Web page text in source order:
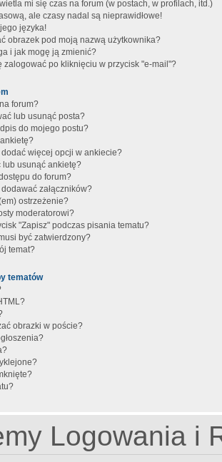
mi się czas na forum (w postach, w profilach, itd.)
ale czasy nadal są nieprawidłowe!
języka!
obrazek pod moją nazwą użytkownika?
i jak mogę ją zmienić?
zalogować po kliknięciu w przycisk "e-mail"?
forum?
lub usunąć posta?
do mojego postu?
więcej opcji w ankiecie?
lub usunąć ankietę?
do forum?
załączników?
ostrzeżenie?
moderatorowi?
"Zapisz" podczas pisania tematu?
być zatwierdzony?
temat?
tematów
obrazki w poście?
Logowania i